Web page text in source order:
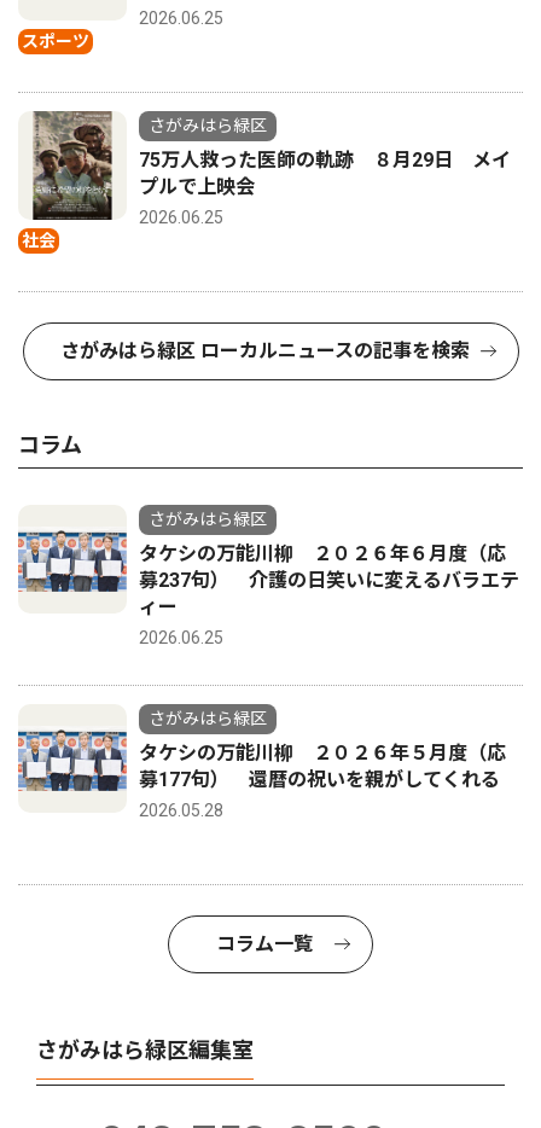
スポーツ
2026.06.25
社会
さがみはら緑区
75万人救った医師の軌跡 ８月29日 メイ
プルで上映会
2026.06.25
さがみはら緑区 ローカルニュースの記事を検索
コラム
さがみはら緑区
タケシの万能川柳 ２０２６年６月度（応
募237句） 介護の日笑いに変えるバラエテ
ィー
2026.06.25
さがみはら緑区
タケシの万能川柳 ２０２６年５月度（応
募177句） 還暦の祝いを親がしてくれる
2026.05.28
コラム一覧
さがみはら緑区編集室